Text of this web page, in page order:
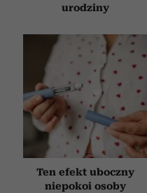
urodziny
Ten efekt uboczny
niepokoi osoby